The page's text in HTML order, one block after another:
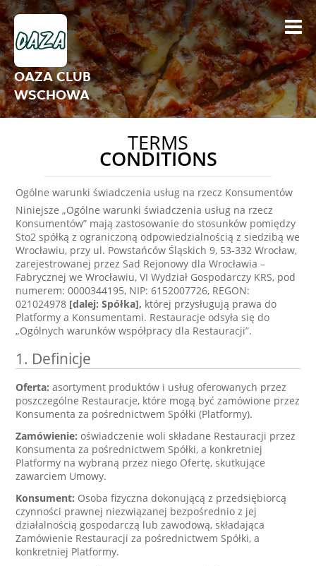
OAZA CLUB
WSCHOWA
TERMS
CONDITIONS
Ogólne warunki świadczenia usług na rzecz Konsumentów
Niniejsze „Ogólne warunki świadczenia usług na rzecz
Konsumentów” mają zastosowanie do stosunków pomiędzy
Sto2 spółką z ograniczoną odpowiedzialnością z siedzibą we
Wrocławiu, przy ul. Powstańców Śląskich 9, 53-332 Wrocław,
zarejestrowanej przez Sad Rejonowy dla Wrocławia –
Fabrycznej we Wrocławiu, VI Wydział Gospodarczy KRS, pod
numerem: 0000344195, NIP: 6152007726, REGON:
021024978 [dalej: Spółka], której przysługują prawa do
Platformy a Konsumentami. Restauracje odsyła się do
„Ogólnych warunków współpracy dla Restauracji”.
1. Definicje
Oferta:asortyment produktów i usług oferowanych przez
poszczególne Restauracje, które mogą być zamówione przez
Konsumenta za pośrednictwem Spółki (Platformy).
Zamówienie:oświadczenie woli składane Restauracji przez
Konsumenta za pośrednictwem Spółki, a konkretniej
Platformy na wybraną przez niego Ofertę, skutkujące
zawarciem Umowy.
Konsument: Osoba fizyczna dokonującą z przedsiębiorcą
czynności prawnej niezwiązanej bezpośrednio z jej
działalnością gospodarczą lub zawodową, składająca
Zamówienie Restauracji za pośrednictwem Spółki, a
konkretniej Platformy.